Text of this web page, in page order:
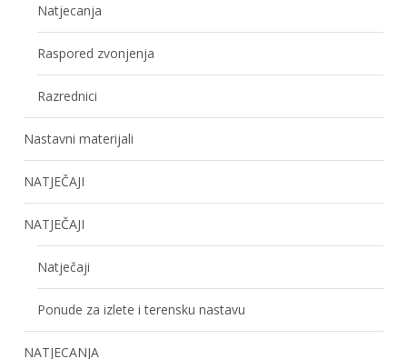
Natjecanja
Raspored zvonjenja
Razrednici
Nastavni materijali
NATJEČAJI
NATJEČAJI
Natječaji
Ponude za izlete i terensku nastavu
NATJECANJA